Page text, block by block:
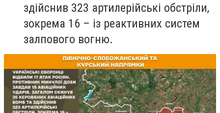
здійснив 323 артилерійські обстріли,
зокрема 16 – із реактивних систем
залпового вогню.